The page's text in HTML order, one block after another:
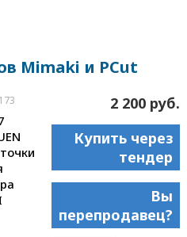
Mimaki и PCut
2 200 руб.
Купить через
тендер
Вы
перепродавец?